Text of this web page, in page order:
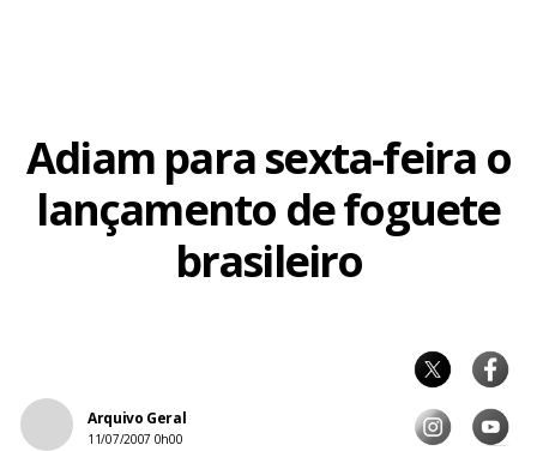
Adiam para sexta-feira o
lançamento de foguete
brasileiro
Arquivo Geral
11/07/2007 0h00